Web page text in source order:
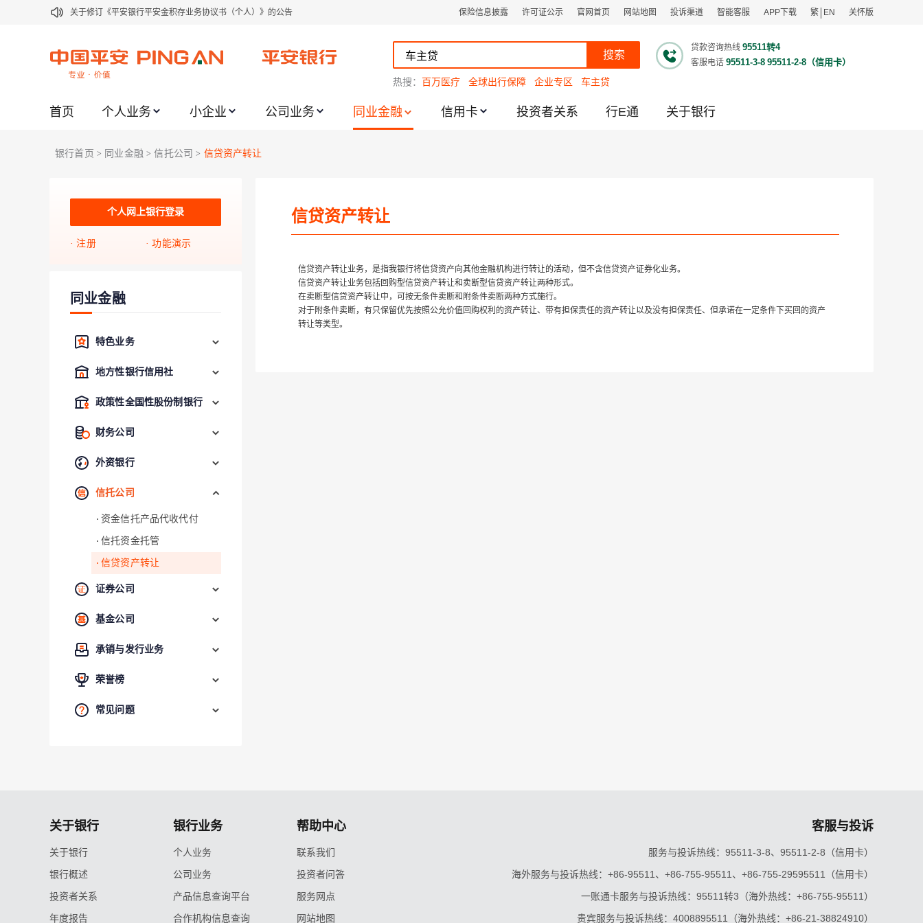
关于修订《平安银行平安金积存业务协议书（个人）》的公告
关于2021年劳动节期间代理贵金属业务风险提示的通知
关于加强代理贵金属业务风险防范的提示
关于进一步加强代理贵金属业务风险防范的提示
关于平安银行电子版信用卡更名为平安银行数字信用卡的公告
保险信息披露 许可证公示 官网首页 网站地图 投诉渠道 智能客服 APP下载 繁 EN 关怀版
搜索
贷款咨询热线 95511转4
客服电话 95511-3-8 95511-2-8（信用卡）
热搜： 百万医疗 全球出行保障 企业专区 车主贷
首页 个人业务 小企业 公司业务 同业金融 信用卡 投资者关系 行E通 关于银行
银行首页 > 同业金融 > 信托公司 > 信贷资产转让
个人网上银行登录
注册 功能演示
同业金融
特色业务
地方性银行信用社
政策性全国性股份制银行
财务公司
外资银行
信托公司
资金信托产品代收代付
信托资金托管
信贷资产转让
证券公司
基金公司
承销与发行业务
荣誉榜
常见问题
信贷资产转让
信贷资产转让业务，是指我银行将信贷资产向其他金融机构进行转让的活动，但不含信贷资产证券化业务。
信贷资产转让业务包括回购型信贷资产转让和卖断型信贷资产转让两种形式。
在卖断型信贷资产转让中，可按无条件卖断和附条件卖断两种方式施行。
对于附条件卖断，有只保留优先按照公允价值回购权利的资产转让、带有担保责任的资产转让以及没有担保责任、但承诺在一定条件下买回的资产
转让等类型。
关于银行
关于银行
银行概述
投资者关系
年度报告
银行业务
个人业务
公司业务
产品信息查询平台
合作机构信息查询
帮助中心
联系我们
投资者问答
服务网点
网站地图
客服与投诉
服务与投诉热线：95511-3-8、95511-2-8（信用卡）
海外服务与投诉热线：+86-95511、+86-755-95511、+86-755-29595511（信用卡）
一账通卡服务与投诉热线：95511转3（海外热线：+86-755-95511）
贵宾服务与投诉热线：4008895511（海外热线：+86-21-38824910）